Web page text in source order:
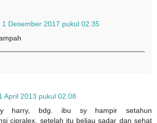
1 Desember 2017 pukul 02.35
April 2013 pukul 02.08
harry, bdg. ibu sy hampir setahun
cipralex, setelah itu beliau sadar dan sehat